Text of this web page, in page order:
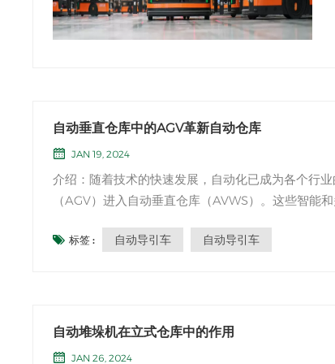
自动垂直仓库中的AGV革新自动仓库
JAN 19, 2024
介绍：随着技术的快速发展，自动化已成为各个行业的游
（AGV）进入自动垂直仓库（AVWS）。这些智能
标签 : 自动导引车 自动导引车
自动堆垛机在立式仓库中的作用
JAN 26, 2024